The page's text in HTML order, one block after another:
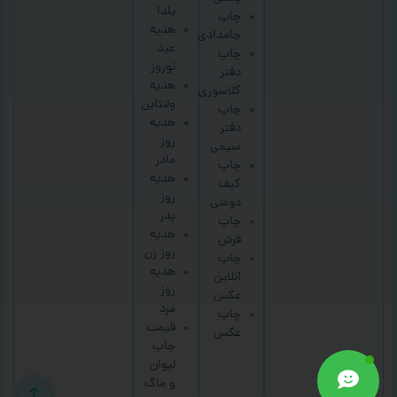
چاپ
جامدادی
چاپ
دفتر
کلاسوری
چاپ
دفتر
سیمی
چاپ
کیف
دوشی
چاپ
فرش
چاپ
آنلاین
عکس
چاپ
عکس
یلدا
هدیه
عید
نوروز
هدیه
ولنتاین
هدیه
روز
مادر
هدیه
روز
پدر
هدیه
روز زن
هدیه
روز
مرد
قیمت
چاپ
لیوان
و ماگ